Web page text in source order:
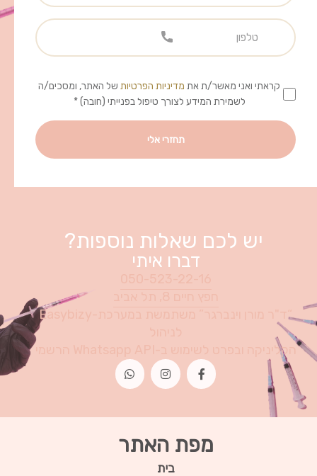
קראתי ואני מאשר/ת את מדיניות הפרטיות של האתר, ומסכים/ה
לשמירת המידע לצורך טיפול בפנייתי (חובה) *
יש לכם שאלות נוספות?
דברו איתי
“ד"ר מורן וינברגר” משתמשת במערכת-Easybizy
הקליניקה ובפרט לשימוש ב-Whatsapp API הרשמי
מפת האתר
בית